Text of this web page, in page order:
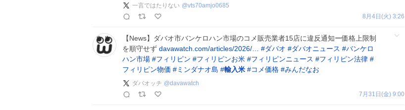
一言ではたりない @vts70amjo0685
8月4日(火) 3:26
【News】ダバオ市バンケロハン市場のコメ販売業者15店に違反通知ー価格上限制
を順守せず davawatch.com/articles/2026/… #ダバオ #ダバオニュース #バンケロ
ハン市場 #フィリピン #フィリピンお米 #フィリピンニュース #フィリピン法律 #
フィリピン物価 #ミンダナオ島 #輸入米 #コメ価格 #みんだなお
ダバオッチ @davawatch
7月31日(金) 9:00